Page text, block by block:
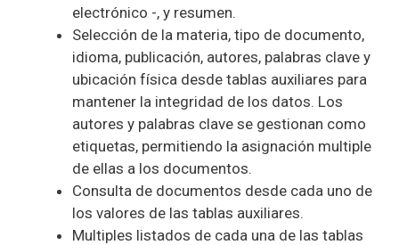
electrónico -, y resumen.
Selección de la materia, tipo de documento,
idioma, publicación, autores, palabras clave y
ubicación física desde tablas auxiliares para
mantener la integridad de los datos. Los
autores y palabras clave se gestionan como
etiquetas, permitiendo la asignación multiple
de ellas a los documentos.
Consulta de documentos desde cada uno de
los valores de las tablas auxiliares.
Multiples listados de cada una de las tablas